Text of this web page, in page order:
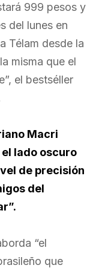
999 pesos y
del lunes en
Télam desde la
misma que el
el bestséller
Macri
lado oscuro
de precisión
del
“el
que